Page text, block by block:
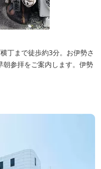
丁まで徒歩約3分。お伊勢さ
朝参拝をご案内します。伊勢